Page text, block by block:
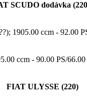
SCUDO dodávka
1905.00 ccm - 92.00
ccm - 90.00 PS/
FIAT ULYSSE (220)